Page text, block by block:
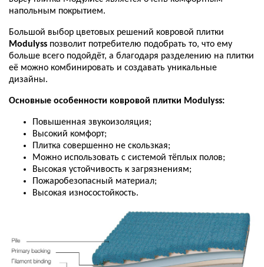
напольным покрытием.
Большой выбор цветовых решений ковровой плитки
Мodulyss позволит потребителю подобрать то, что ему
больше всего подойдёт, а благодаря разделению на плитки
её можно комбинировать и создавать уникальные
дизайны.
Основные особенности ковровой плитки Мodulyss:
Повышенная звукоизоляция;
Высокий комфорт;
Плитка совершенно не скользкая;
Можно использовать с системой тёплых полов;
Высокая устойчивость к загрязнениям;
Пожаробезопасный материал;
Высокая износостойкость.